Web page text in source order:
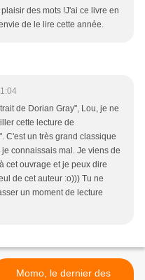
des mots !J'ai ce livre en
de le lire cette année.
de Dorian Gray", Lou, je ne
cette lecture de
C'est un très grand classique
connaissais mal. Je viens de
cet ouvrage et je peux dire
de cet auteur :o))) Tu ne
un moment de lecture
Momo, le dernier des